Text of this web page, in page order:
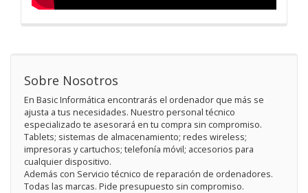
Sobre Nosotros
En Basic Informática encontrarás el ordenador que más se
ajusta a tus necesidades. Nuestro personal técnico
especializado te asesorará en tu compra sin compromiso.
Tablets; sistemas de almacenamiento; redes wireless;
impresoras y cartuchos; telefonía móvil; accesorios para
cualquier dispositivo.
Además con Servicio técnico de reparación de ordenadores.
Todas las marcas. Pide presupuesto sin compromiso.